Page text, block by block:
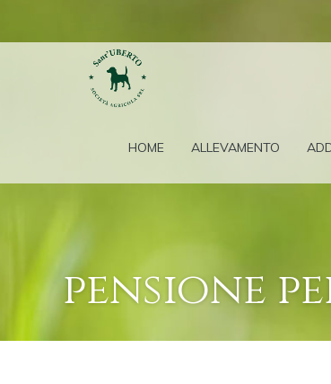
HOME ALLEVAMENTO
pensione